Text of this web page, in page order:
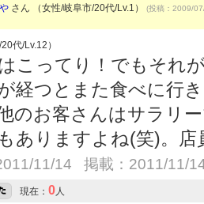
さん （女性/岐阜市/20代/Lv.1） (投稿：2009/
代/Lv.12）
こってり！でもそれ
経つとまた食べに行
のお客さんはサラリ
ありますよね(笑)。
11/14 掲載：2011/11/
現在： 0人